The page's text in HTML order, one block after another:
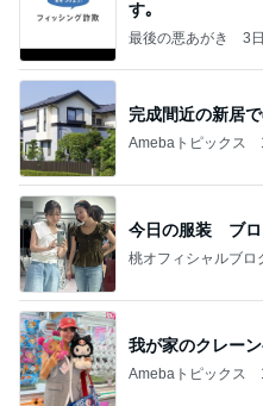
す｡
最後の悪あがき 3
完成間近の新居
Amebaトピックス
今日の服装 ブロ
桃オフィシャルブロ
我が家のクレー
Amebaトピックス